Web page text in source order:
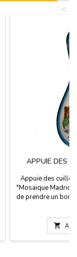
<
APPUIE DES
Appuie des
"Mosaique Madrid"
de prendre un bon
pour faire
cuisine. Lave-
long x
